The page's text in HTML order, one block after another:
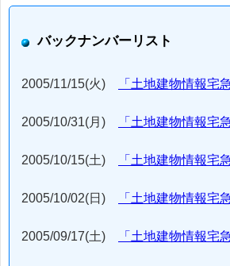
バックナンバーリスト
2005/11/15(火) 「土地建物情報宅
2005/10/31(月) 「土地建物情報
2005/10/15(土) 「土地建物情報
2005/10/02(日) 「土地建物情報宅
2005/09/17(土) 「土地建物情報宅